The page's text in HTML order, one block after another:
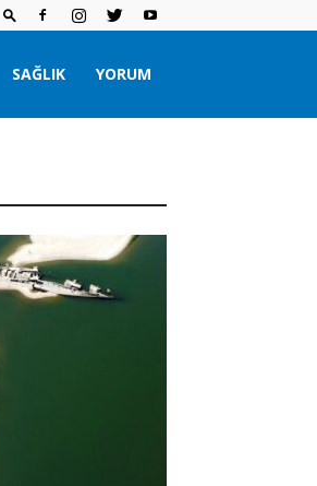
SAĞLIK YORUM